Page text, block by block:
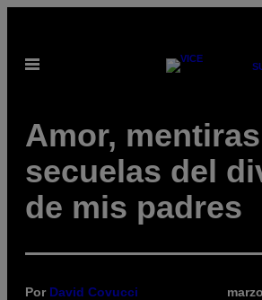
contenido
Abrir
Amor,
secuelas del
de mis padres
Por David Covucci